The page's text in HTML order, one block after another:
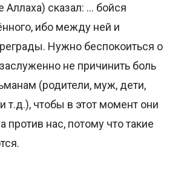
Аллаха) сказал: … бойся
ибо между ней и
Нужно беспокоиться о
не причинить боль
(родители, муж, дети,
т.д.), чтобы в этот момент они
против нас, потому что такие